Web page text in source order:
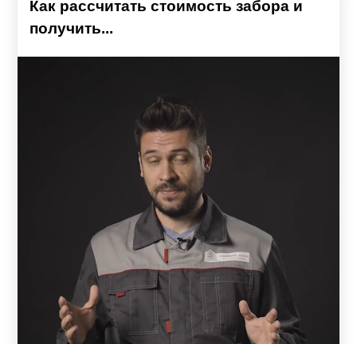
Как рассчитать стоимость забора и
получить...